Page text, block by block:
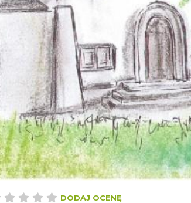
DODAJ OCENĘ